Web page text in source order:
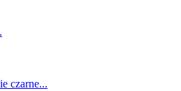
czarne...